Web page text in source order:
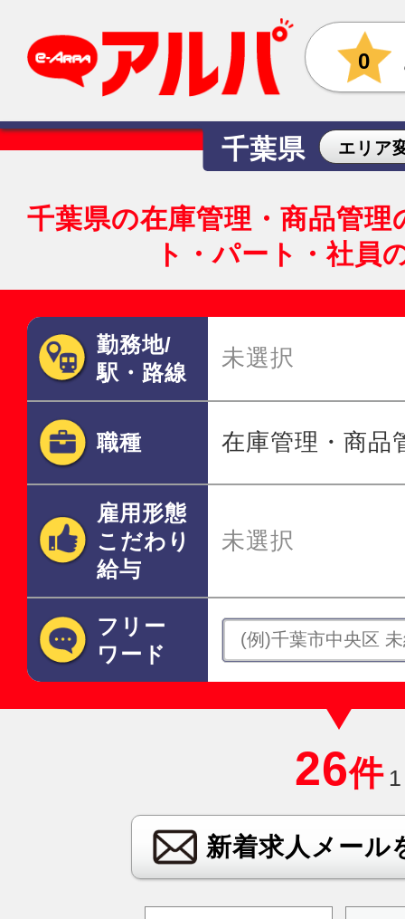
0
千葉県 エリア
千葉県の在庫管理・商品管
ト・パート・社員
勤務地/
駅・路線
未選択
職種 在庫管理・商品
雇用形態
こだわり
給与
未選択
フリー
ワード
26件
新着求人メール